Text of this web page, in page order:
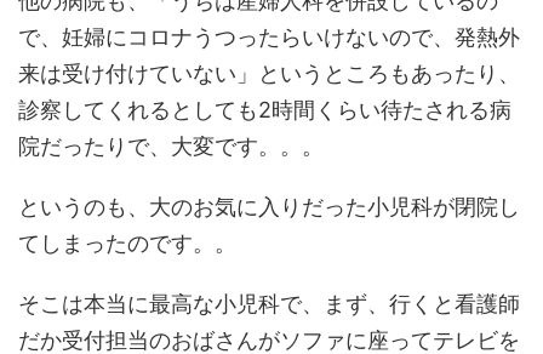
で、妊婦にコロナうつったらいけないので、発熱外
来は受け付けていない」というところもあったり、
診察してくれるとしても2時間くらい待たされる病
院だったりで、大変です。。。
というのも、大のお気に入りだった小児科が閉院し
てしまったのです。。
そこは本当に最高な小児科で、まず、行くと看護師
だか受付担当のおばさんがソファに座ってテレビを